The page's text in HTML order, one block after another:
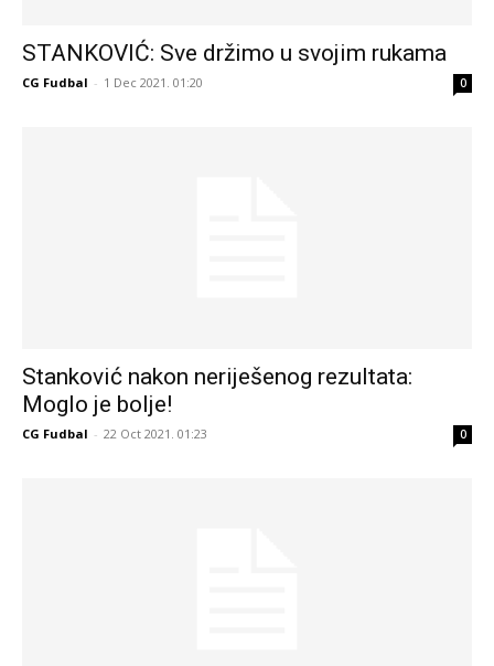
STANKOVIĆ: Sve držimo u svojim rukama
CG Fudbal - 1 Dec 2021. 01:20 0
Stanković nakon neriješenog rezultata:
Moglo je bolje!
CG Fudbal - 22 Oct 2021. 01:23 0